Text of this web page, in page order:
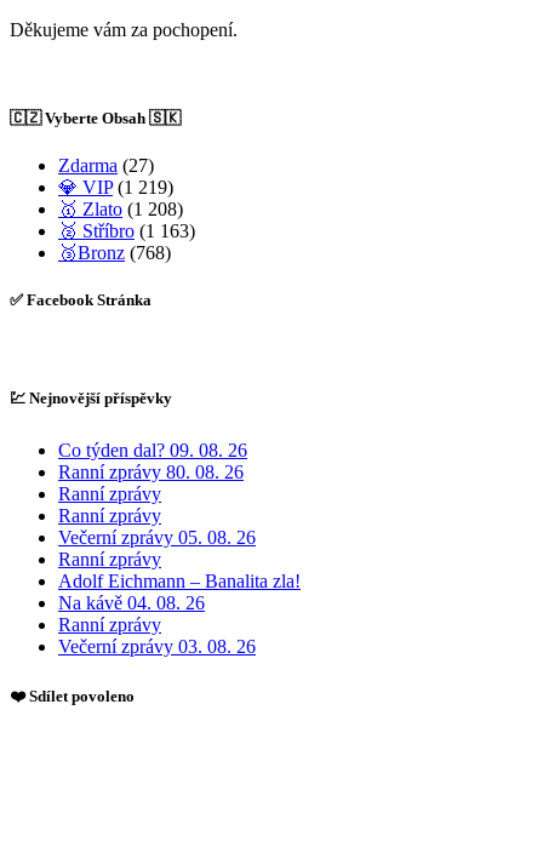
Děkujeme vám za pochopení.
🇨🇿 Vyberte Obsah 🇸🇰
Zdarma (27)
💎 VIP(1 219)
🥇 Zlato (1 208)
🥈 Stříbro (1 163)
🥉Bronz (768)
✅ Facebook Stránka
💹 Nejnovější příspěvky
Co týden dal? 09. 08. 26
Ranní zprávy 80. 08. 26
Ranní zprávy
Ranní zprávy
Večerní zprávy 05. 08. 26
Ranní zprávy
Adolf Eichmann – Banalita zla!
Na kávě 04. 08. 26
Ranní zprávy
Večerní zprávy 03. 08. 26
❤️ Sdílet povoleno